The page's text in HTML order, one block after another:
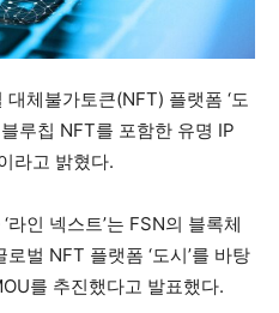
대체불가토큰(NFT) 플랫폼 ‘도
루칩 NFT를 포함한 유명 IP
라고 밝혔다.
라인 넥스트’는 FSN의 블록체
로벌 NFT 플랫폼 ‘도시’를 바탕
를 추진했다고 발표했다.